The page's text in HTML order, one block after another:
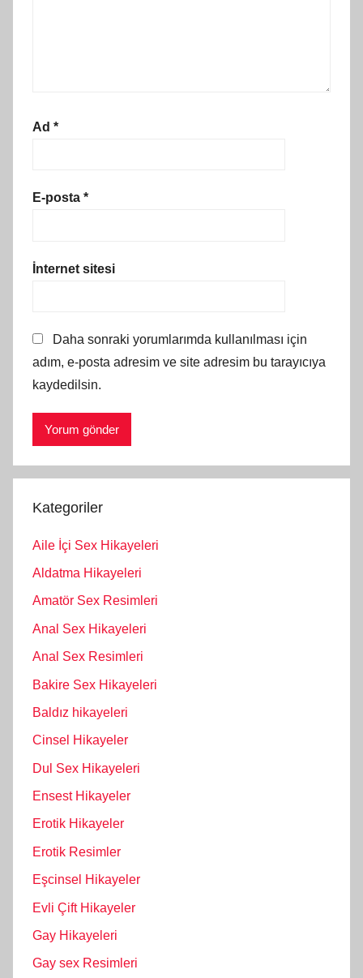
Ad *
E-posta *
İnternet sitesi
Daha sonraki yorumlarımda kullanılması için
adım, e-posta adresim ve site adresim bu tarayıcıya
kaydedilsin.
Kategoriler
Aile İçi Sex Hikayeleri
Aldatma Hikayeleri
Amatör Sex Resimleri
Anal Sex Hikayeleri
Anal Sex Resimleri
Bakire Sex Hikayeleri
Baldız hikayeleri
Cinsel Hikayeler
Dul Sex Hikayeleri
Ensest Hikayeler
Erotik Hikayeler
Erotik Resimler
Eşcinsel Hikayeler
Evli Çift Hikayeler
Gay Hikayeleri
Gay sex Resimleri